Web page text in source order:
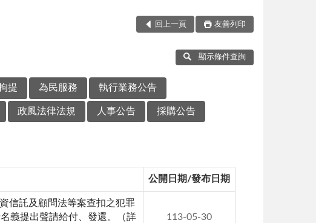
回上一頁 友善列印
顯示條件查詢
提 為民服務 執行業務公告
政風法律法規 人事公告 採購公告
公開日期/發布日期
信託及顧問法等案查扣之犯罪
義提出聲請給付、發還。（詳
113-05-30